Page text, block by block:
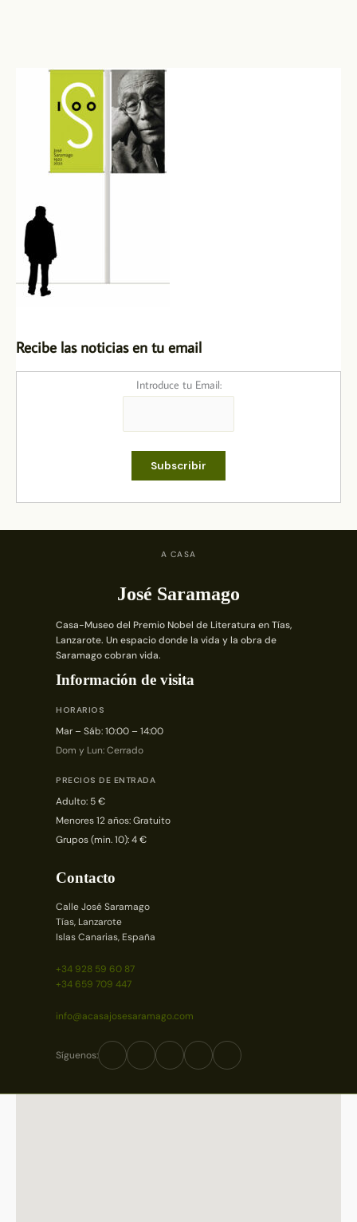
Recibe las noticias en tu email
Introduce tu Email:
A CASA
José Saramago
Casa-Museo del Premio Nobel de Literatura en Tías,
Lanzarote. Un espacio donde la vida y la obra de
Saramago cobran vida.
Información de visita
HORARIOS
Mar – Sáb: 10:00 – 14:00
Dom y Lun: Cerrado
PRECIOS DE ENTRADA
Adulto: 5 €
Menores 12 años: Gratuito
Grupos (min. 10): 4 €
Contacto
Calle José Saramago
Tías, Lanzarote
Islas Canarias, España
+34 928 59 60 87
+34 659 709 447
info@acasajosesaramago.com
Síguenos: